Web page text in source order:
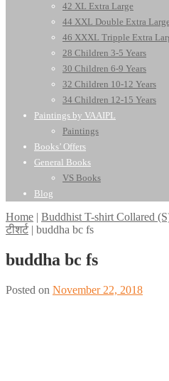
42 XL Extra Large
44 XXL Double Extra Large
46 XXXL Tripple Extra
28 Children 3-5 Years
30 Children 6-9 Years
32 Children 10-12 Years
34 Children 12-15 Years
Paintings by VAAIPL
Paintings
Books’ Offers
General Books
VS Books
Blog
Home | Buddhist T-shirt Collared
टीशर्ट | buddha bc fs
buddha bc fs
Posted on November 22, 2018